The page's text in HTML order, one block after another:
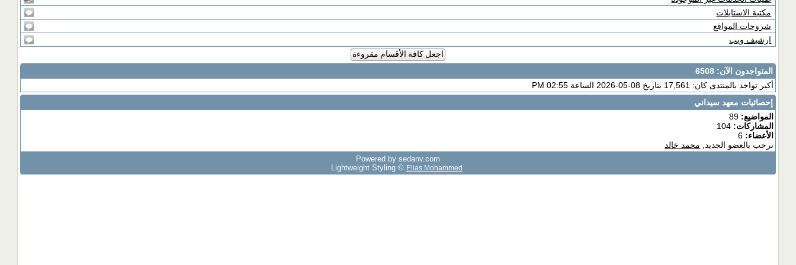
مكتبة الاستايلات
شروحات المواقع
ارشيف ويب
اجعل كافة الأقسام مقروءة
المتواجدون الآن: 6508
أكبر تواجد بالمنتدى كان: 17,561 بتاريخ 08-05-2026 الساعة 02:55 PM
إحصائيات معهد سيداني
المواضيع:
المشاركات:
الأعضاء:
نرحب بالعضو الجديد, محمد خالد
Powered by sedany.com
Lightweight Styling © Elias Mohammed